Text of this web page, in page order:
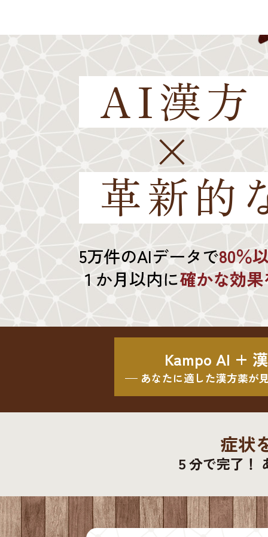
AI漢方
×
革新的
5万件のAIデータで80％
１か月以内に確かな効
Kampo AI +
あなたに適した漢方薬が
症状
５分で完了！